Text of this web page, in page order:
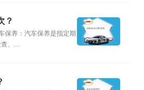
？
保养：汽车保养是指定期
、...